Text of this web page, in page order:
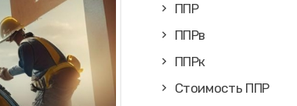
ППР
ППРв
ППРк
Стоимость ППР